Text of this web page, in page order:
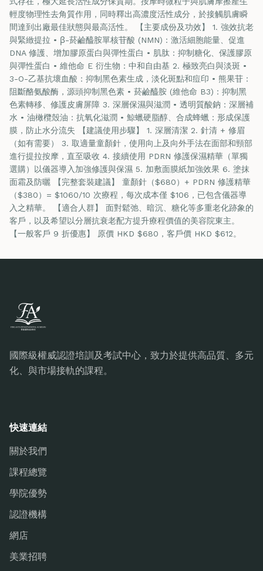
輕度物理性去角質作用，同時釋出高濃度活性成分，於接觸肌膚瞬
間達到出廠最佳狀態與最高活性。 【主要成份及功效】 1. 強效抗老
與緊緻提拉 • β-菸鹼醯胺單核苷酸 (NMN)：激活細胞能量、促進
DNA 修護、增加膠原蛋白與彈性蛋白 • 肌肽：抑制糖化、保護膠原
與彈性蛋白 • 維他命 E 衍生物：中和自由基 2. 極致亮白與淡斑 •
3-O-乙基抗壞血酸：抑制黑色素生成，淡化斑點和痘印 • 熊果苷：
阻斷酪氨酸酶，源頭抑制黑色素 • 菸鹼醯胺 (維他命 B3)：抑制黑
色素轉移、修護皮膚屏障 3. 深層保濕與滋潤 • 透明質酸鈉：深層補
水 • 油橄欖殼油：抗氧化滋潤 • 鯨蠟硬脂醇、合成蜂蠟：形成保護
膜，防止水分流失 【建議使用步驟】 1. 深層清潔 2. 針清 + 修眉
（如有需要） 3. 取適量童顏針，使用向上及向外手法在面部和頸部
進行提拉按摩，直至吸收 4. 接續使用 PDRN 修護保濕精華（單獨
選購）以儀器導入加強修護與保濕 5. 加敷面膜紙加強效果 6. 塗抹
面霜及防曬 【完整套裝建議】 童顏針（$680）+ PDRN 修護精華
（$380）= $1060/10 次療程，每次成本僅 $106，已包含儀器導
入之精華。 【適合人群】 面對鬆弛、暗沉、糖化等多重老化跡象的
客戶，以及希望以分層抗衰老配方提升療程價值的美容院東主。
【一般客戶 9 折優惠】 原價 HKD $680，客戶價 HKD $612。
國際級權威認證培訓及考試中心，致力於提供高品質、多元
化、與市場接軌的課程。
快速連結
關於我們
課程總覽
學院優勢
認證機構
網店
美業招聘